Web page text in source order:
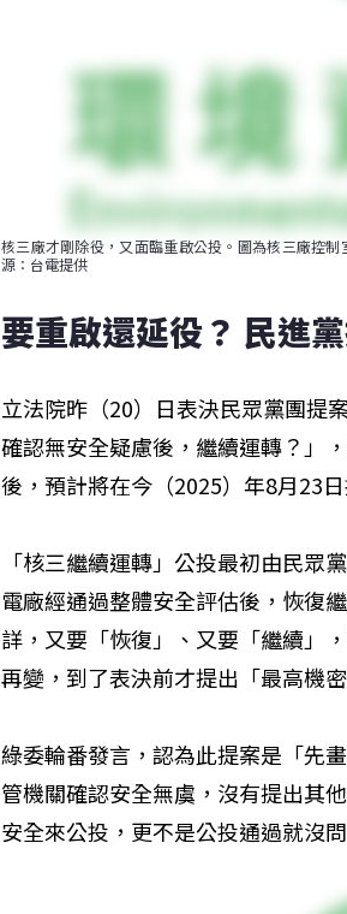
核三廠才剛除役，又面臨重啟公投。圖為核三廠控
源：台電提供
要重啟還延役？ 民進
立法院昨（20）日表決民眾黨團提
確認無安全疑慮後，繼續運轉？」
後，預計將在今（2025）年8月23日
「核三繼續運轉」公投最初由民眾
電廠經通過整體安全評估後，恢復
詳，又要「恢復」、又要「繼續」
再變，到了表決前才提出「最高機
綠委輪番發言，認為此提案是「先
管機關確認安全無虞，沒有提出其
安全來公投，更不是公投通過就沒問